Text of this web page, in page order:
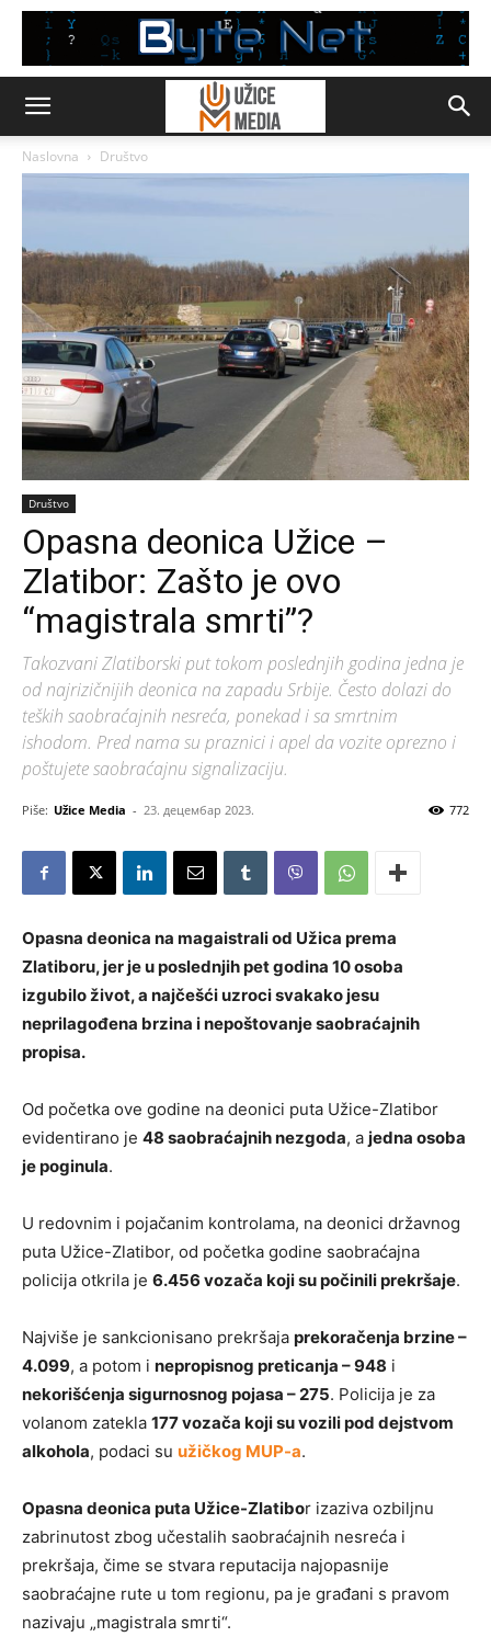
Naslovna Društvo
Društvo
Opasna deonica Užice –
Zlatibor: Zašto je ovo
“magistrala smrti”?
Takozvani Zlatiborski put tokom poslednjih godina jedna je
od najrizičnijih deonica na zapadu Srbije. Često dolazi do
teških saobraćajnih nesreća, ponekad i sa smrtnim
ishodom. Pred nama su praznici i apel da vozite oprezno i
poštujete saobraćajnu signalizaciju.
Piše: Užice Media - 23. децембар 2023. 772
Opasna deonica na magaistrali od Užica prema
Zlatiboru, jer je u poslednjih pet godina 10 osoba
izgubilo život, a najčešći uzroci svakako jesu
neprilagođena brzina i nepoštovanje saobraćajnih
propisa.
Od početka ove godine na deonici puta Užice-Zlatibor
evidentirano je 48 saobraćajnih nezgoda, a jedna osoba
je poginula.
U redovnim i pojačanim kontrolama, na deonici državnog
puta Užice-Zlatibor, od početka godine saobraćajna
policija otkrila je 6.456 vozača koji su počinili prekršaje.
Najviše je sankcionisano prekršaja prekoračenja brzine –
4.099, a potom i nepropisnog preticanja – 948 i
nekorišćenja sigurnosnog pojasa – 275. Policija je za
volanom zatekla 177 vozača koji su vozili pod dejstvom
alkohola, podaci su užičkog MUP-a.
Opasna deonica puta Užice-Zlatibor izaziva ozbiljnu
zabrinutost zbog učestalih saobraćajnih nesreća i
prekršaja, čime se stvara reputacija najopasnije
saobraćajne rute u tom regionu, pa je građani s pravom
nazivaju „magistrala smrti“.